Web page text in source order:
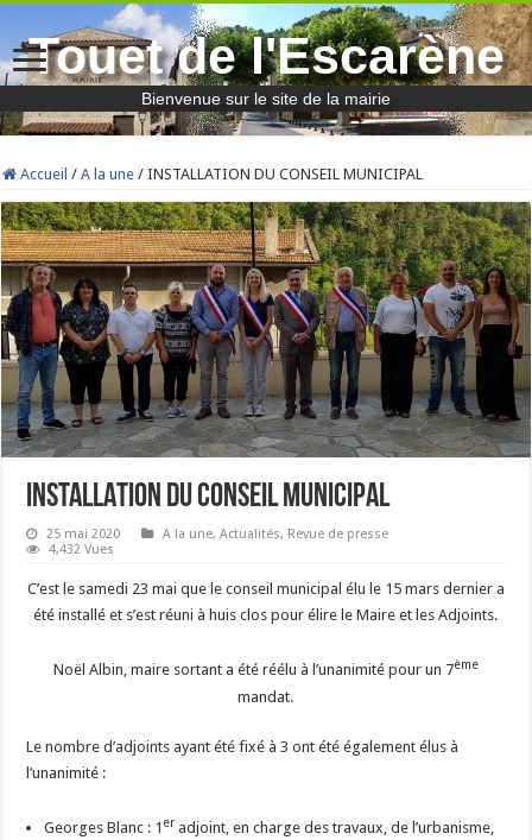
Touet de l'Escarène
Bienvenue sur le site de la mairie
Accueil / A la une / INSTALLATION DU CONSEIL MUNICIPAL
INSTALLATION DU CONSEIL MUNICIPAL
25 mai 2020 A la une,Actualités, Revue de presse
4,432 Vues
C’est le samedi 23 mai que le conseil municipal élu le 15 mars dernier a
été installé et s’est réuni à huis clos pour élire le Maire et les Adjoints.
Noël Albin, maire sortant a été réélu à l’unanimité pour un 7ème
mandat.
Le nombre d’adjoints ayant été fixé à 3 ont été également élus à
l’unanimité :
Georges Blanc : 1 er adjoint, en charge des travaux, de l’urbanisme,